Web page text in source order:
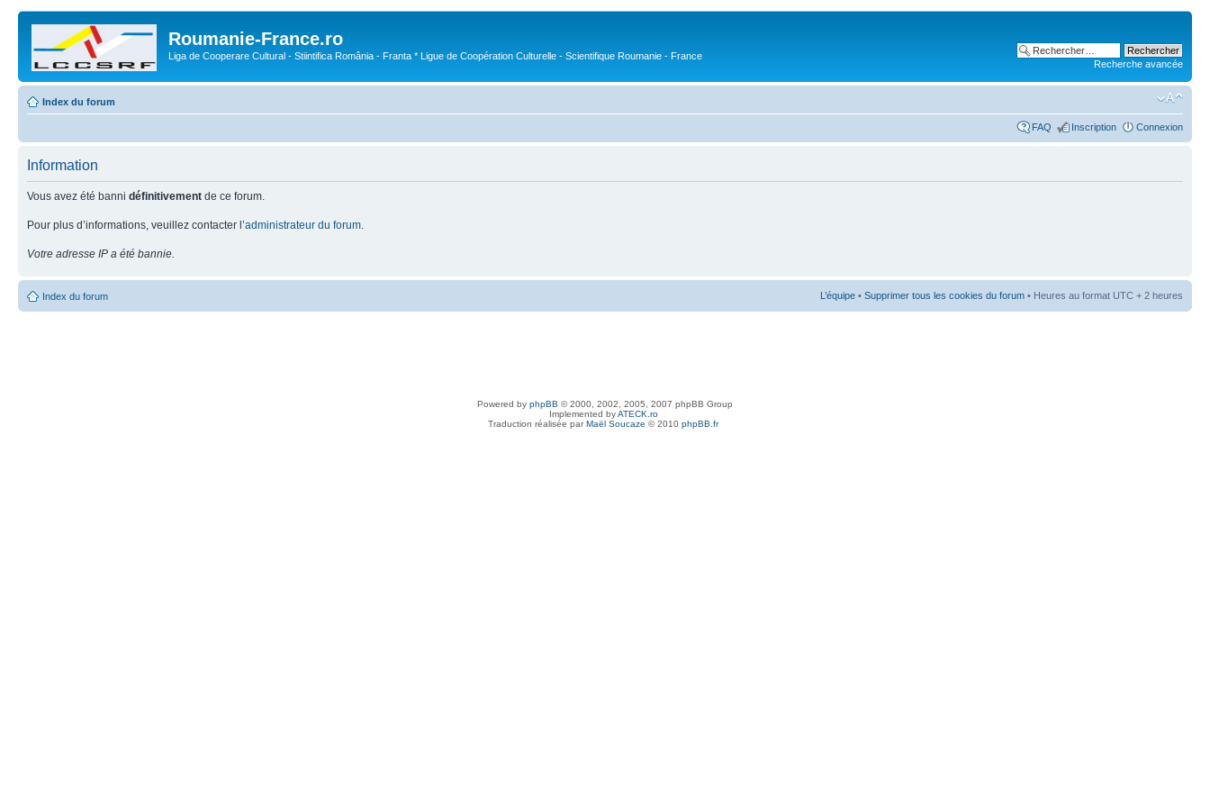
Roumanie-France.ro
Liga de Cooperare Cultural - Stiintifica România - Franta * Ligue de Coopération Culturelle - Scientifique Roumanie - France
Recherche avancée
Index du forum
FAQ Inscription Connexion
Information
Vous avez été banni définitivement de ce forum.
Pour plus d’informations, veuillez contacter l’administrateur du forum
Votre adresse IP a été bannie.
Index du forum L’équipe • Supprimer tous les cookies du forum • Heures au format UTC + 2 heures
Powered by phpBB © 2000, 2002, 2005, 2007 phpBB Group
Implemented byATECK.ro
Traduction réalisée parMaël Soucaze © 2010 phpBB.fr